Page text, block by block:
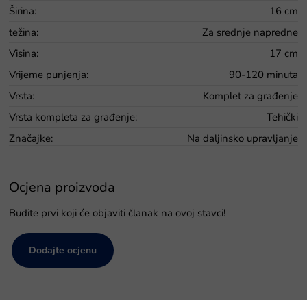
Širina:
16 cm
težina:
Za srednje napredne
Visina:
17 cm
Vrijeme punjenja:
90-120 minuta
Vrsta:
Komplet za građenje
Vrsta kompleta za građenje:
Tehički
Značajke: Na daljinsko upravljanje
Ocjena proizvoda
Budite prvi koji će objaviti članak na ovoj stavci!
Dodajte ocjenu